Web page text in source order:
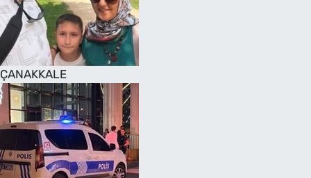
ÇANAKKALE
SAĞLIK
TV REHBERİ